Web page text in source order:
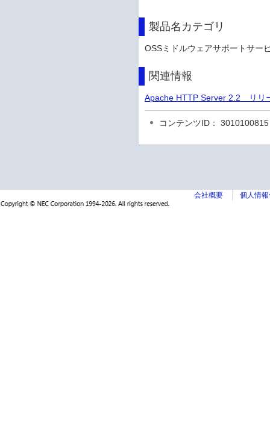
製品名カテゴリ
OSSミドルウェアサポートサー
関連情報
Apache HTTP Server 2.2 リリ
コンテンツID： 3010100815
会社概要 個人情